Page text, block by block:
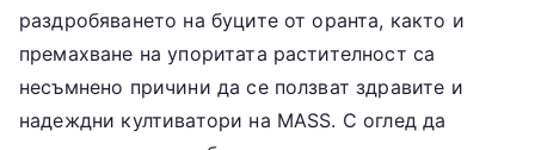
раздробяването на буците от оранта, както и
премахване на упоритата растителност са
несъмнено причини да се ползват здравите и
надеждни култиватори на MASS. С оглед да